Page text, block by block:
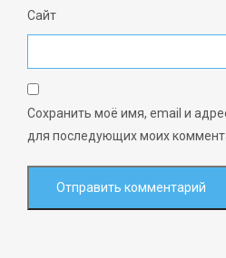
Сайт
Сохранить моё имя, email и
для последующих моих